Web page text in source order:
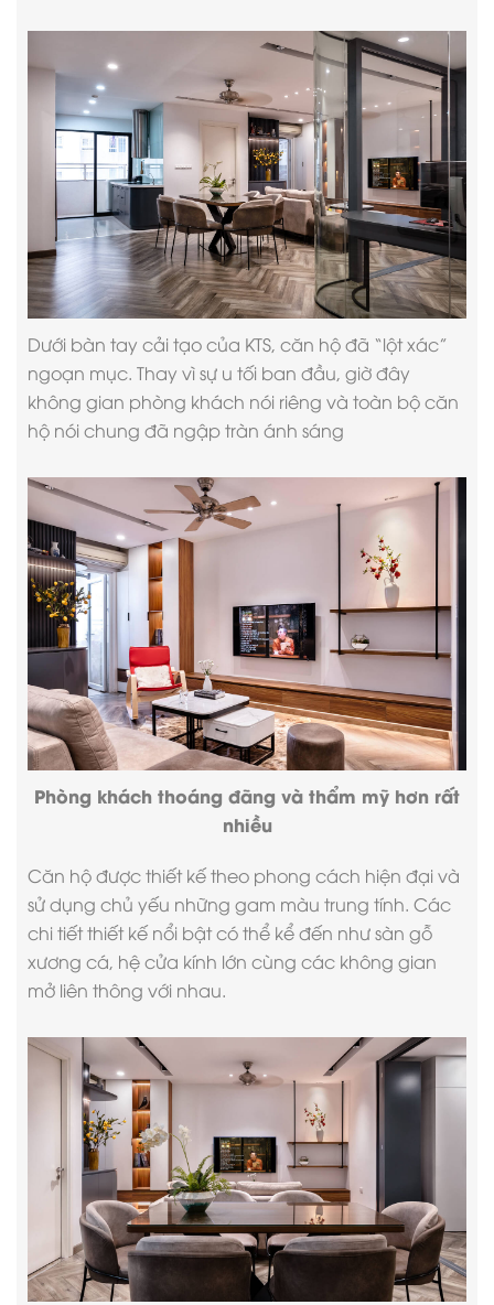
Dưới bàn tay cải tạo của KTS, căn hộ đã “lột xác”
ngoạn mục. Thay vì sự u tối ban đầu, giờ đây
không gian phòng khách nói riêng và toàn bộ căn
hộ nói chung đã ngập tràn ánh sáng
Phòng khách thoáng đãng và thẩm mỹ hơn rất
nhiều
Căn hộ được thiết kế theo phong cách hiện đại và
sử dụng chủ yếu những gam màu trung tính. Các
chi tiết thiết kế nổi bật có thể kể đến như sàn gỗ
xương cá, hệ cửa kính lớn cùng các không gian
mở liên thông với nhau.